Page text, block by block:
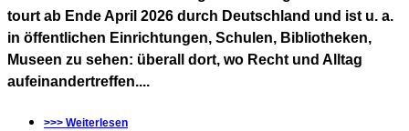
tourt ab Ende April 2026 durch Deutschland und ist u. a.
in öffentlichen Einrichtungen, Schulen, Bibliotheken,
Museen zu sehen: überall dort, wo Recht und Alltag
aufeinandertreffen....
>>> Weiterlesen